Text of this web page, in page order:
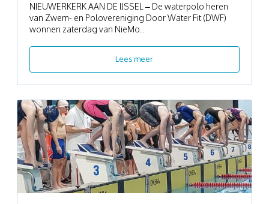
NIEUWERKERK AAN DE IJSSEL – De waterpolo heren
van Zwem- en Polovereniging Door Water Fit (DWF)
wonnen zaterdag van NieMo...
Lees meer